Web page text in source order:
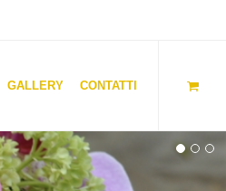
GALLERY CONTATTI